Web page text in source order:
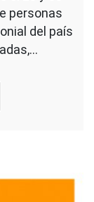
personas
del país